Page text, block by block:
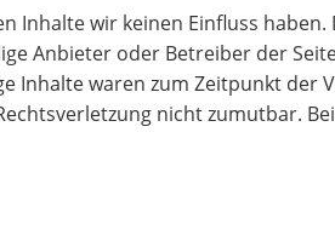
wir keinen Einfluss
Anbieter oder Betreiber der
Inhalte waren zum Zeitpunkt
nicht zumutbar.